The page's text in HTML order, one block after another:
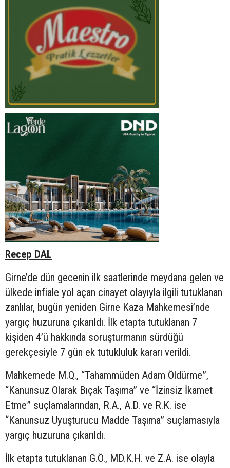
Recep DAL
Girne’de dün gecenin ilk saatlerinde meydana gelen ve
ülkede infiale yol açan cinayet olayıyla ilgili tutuklanan
zanlılar, bugün yeniden Girne Kaza Mahkemesi’nde
yargıç huzuruna çıkarıldı. İlk etapta tutuklanan 7
kişiden 4’ü hakkında soruşturmanın sürdüğü
gerekçesiyle 7 gün ek tutukluluk kararı verildi.
Mahkemede M.Q., “Tahammüden Adam Öldürme”,
“Kanunsuz Olarak Bıçak Taşıma” ve “İzinsiz İkamet
Etme” suçlamalarından, R.A., A.D. ve R.K. ise
“Kanunsuz Uyuşturucu Madde Taşıma” suçlamasıyla
yargıç huzuruna çıkarıldı.
İlk etapta tutuklanan G.Ö., MD.K.H. ve Z.A. ise olayla